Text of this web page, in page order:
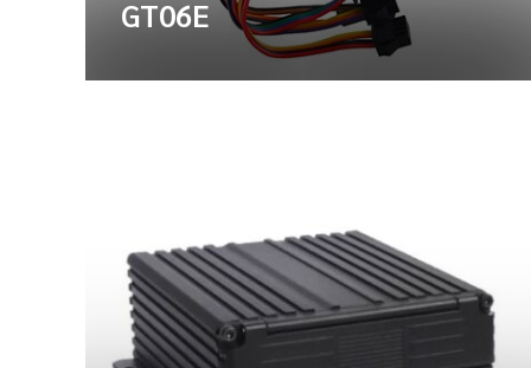
GT06E